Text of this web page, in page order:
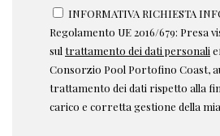
INFORMATIVA RICHIESTA
Regolamento UE 2016/679: Presa
sul trattamento dei dati personali
Consorzio Pool Portofino Coast,
trattamento dei dati rispetto alla
carico e corretta gestione della